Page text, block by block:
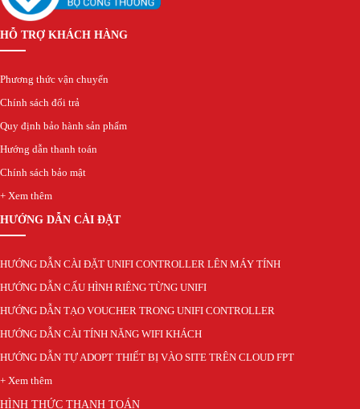
Deceptive-Bytes-vs-Panda
Deceptive-Bytes-vs-SentinelOne
Camera
KBVision
HIKvision
DAHUA
Đầu Thu KBVison
Đầu Thu IMOU
Đầu Thu HIKvison
Đầu Thu Dahua
COMMSCOPE/AMP
Cáp mạng HIKvision
Thẻ nhớ
Thẻ Nhớ SanDisk
Thẻ Nhớ Hikvision
Thẻ Nhớ Ezviz
Thẻ Nhớ Kingston
HỖ TRỢ KHÁCH HÀNG
Phương thức vận chuyển
Chính sách đổi trả
Quy định bảo hành sản phẩm
Hướng dẫn thanh toán
Chính sách bảo mật
+ Xem thêm
HƯỚNG DẪN CÀI ĐẶT
HƯỚNG DẪN CÀI ĐẶT UNIFI CONTROLLER LÊN MÁY TÍNH
HƯỚNG DẪN CẤU HÌNH RIÊNG TỪNG UNIFI
HƯỚNG DẪN TẠO VOUCHER TRONG UNIFI CONTROLLER
HƯỚNG DẪN CÀI TÍNH NĂNG WIFI KHÁCH
HƯỚNG DẪN TỰ ADOPT THIẾT BỊ VÀO SITE TRÊN CLOUD FPT
+ Xem thêm
HÌNH THỨC THANH TOÁN